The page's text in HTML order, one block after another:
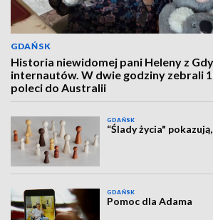
GDAŃSK
Historia niewidomej pani Heleny z
internautów. W dwie godziny zebrali
poleci do Australii
GDAŃSK
“Ślady życia"
GDAŃSK
Pomoc dla Adama